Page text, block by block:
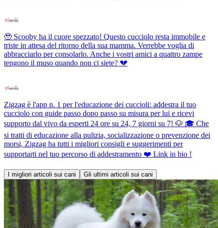
🥹 Scooby ha il cuore spezzato! Questo cucciolo resta immobile e
triste in attesa del ritorno della sua mamma. Verrebbe voglia di
abbracciarlo per consolarlo. Anche i vostri amici a quattro zampe
tengono il muso quando non ci siete? 💔
Zigzag è l'app n. 1 per l'educazione dei cuccioli: addestra il tuo
cucciolo con guide passo dopo passo su misura per lui e ricevi
supporto dal vivo da esperti 24 ore su 24, 7 giorni su 7! 🐶 🎓 Che
si tratti di educazione alla pulizia, socializzazione o prevenzione dei
morsi, Zigzag ha tutti i migliori consigli e suggerimenti per
supportarti nel tuo percorso di addestramento ❤️ Link in bio !
I migliori articoli sui cani Gli ultimi articoli sui cani